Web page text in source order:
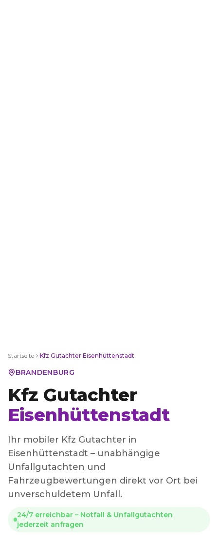
Startseite Kfz Gutachter Eisenhüttenstadt
BRANDENBURG
Kfz Gutachter
Eisenhüttenstadt
Ihr mobiler Kfz Gutachter in
Eisenhüttenstadt – unabhängige
Unfallgutachten und
Fahrzeugbewertungen direkt vor Ort bei
unverschuldetem Unfall.
24/7 erreichbar – Notfall & Unfallgutachten
jederzeit anfragen